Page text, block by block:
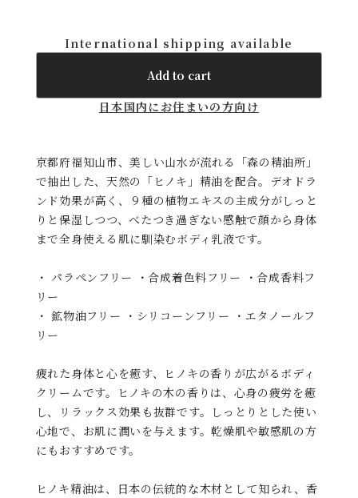
International shipping available
Add to cart
日本国内にお住まいの方向け
京都府福知山市、美しい山水が流れる「森の精油所」
で抽出した、天然の「ヒノキ」精油を配合。デオドラ
ンド効果が高く、９種の植物エキスの主成分がしっと
りと保湿しつつ、べたつき過ぎない感触で顔から身体
まで全身使える肌に馴染むボディ乳液です。
・ パラペンフリー ・合成着色料フリー ・合成香料フ
リー
・ 鉱物油フリー ・シリコーンフリー ・エタノールフ
リー
疲れた身体と心を癒す、ヒノキの香りが広がるボディ
クリームです。ヒノキの木の香りは、心身の疲労を癒
し、リラックス効果も抜群です。しっとりとした使い
心地で、お肌に潤いを与えます。乾燥肌や敏感肌の方
にもおすすめです。
ヒノキ精油は、日本の伝統的な木材として知られ、香